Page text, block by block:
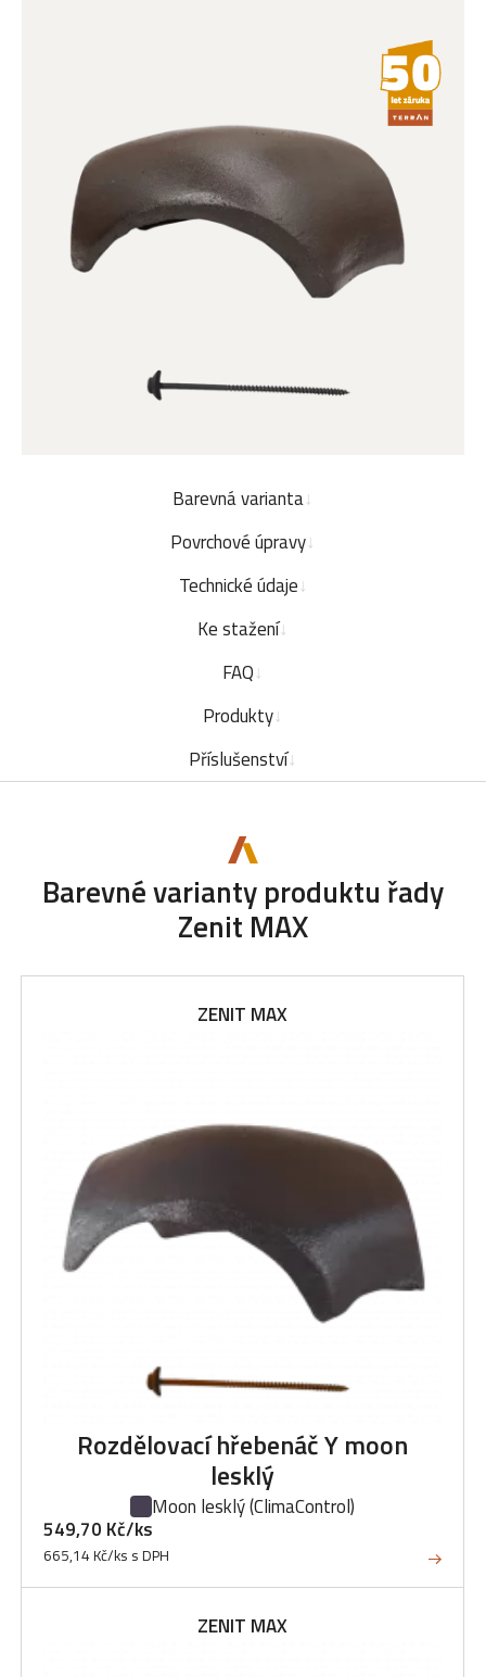
Barevná varianta
Povrchové úpravy
Technické údaje
Ke stažení
FAQ
Produkty
Příslušenství
Barevné varianty produktu řady
Zenit MAX
ZENIT MAX
Rozdělovací hřebenáč Y moon
lesklý
Moon lesklý(ClimaControl)
549,70 Kč/ks
665,14 Kč/ks s DPH
ZENIT MAX